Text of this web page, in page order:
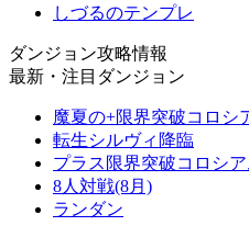
しづるのテンプレ
ダンジョン攻略情報
最新・注目ダンジョン
魔夏の+限界突破コロシ
転生シルヴィ降臨
プラス限界突破コロシア
8人対戦(8月)
ランダン